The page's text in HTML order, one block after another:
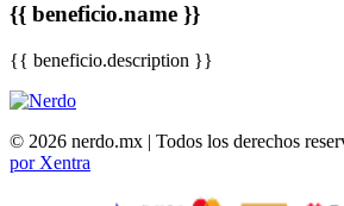
{{ beneficio.name }}
{{ beneficio.description }}
© 2026 nerdo.mx | Todos los derechos
por Xentra